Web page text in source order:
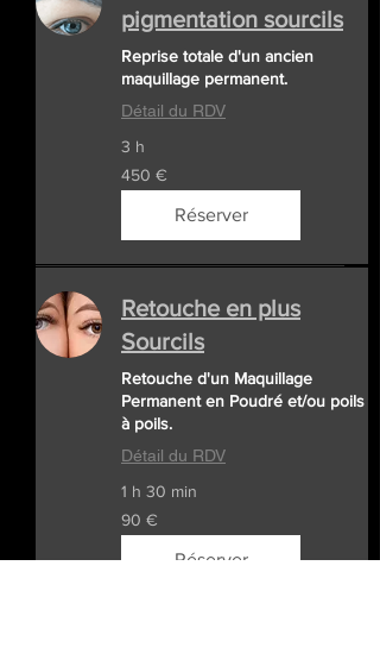
pigmentation sourcils
Reprise totale d'un ancien
maquillage permanent.
Détail du RDV
3 h
450
euros
450 €
Réserver
Retouche en plus
Sourcils
Retouche d'un Maquillage
Permanent en Poudré et/ou poils
à poils.
Détail du RDV
1 h 30 min
90
euros
90 €
Réserver